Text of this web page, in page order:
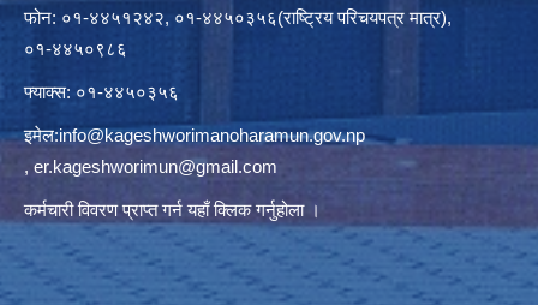
फोन: ०१-४४५१२४२, ०१-४४५०३५६(राष्ट्रिय परिचयपत्र मात्र),
०१-४४५०९८६
फ्याक्स: ०१-४४५०३५६
इमेल:info@kageshworimanoharamun.gov.np
, er.kageshworimun@gmail.com
कर्मचारी विवरण प्राप्त गर्नयहाँ क्लिकगर्नुहोला ।